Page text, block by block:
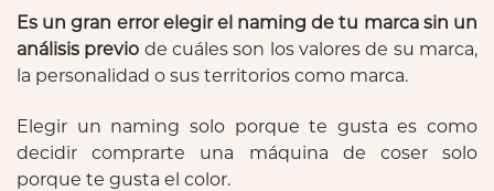
Es un gran error elegir el naming de tu marca sin un
análisis previo de cuáles son los valores de su marca,
la personalidad o sus territorios como marca.
Elegir un naming solo porque te gusta es como
decidir comprarte una máquina de coser solo
porque te gusta el color.